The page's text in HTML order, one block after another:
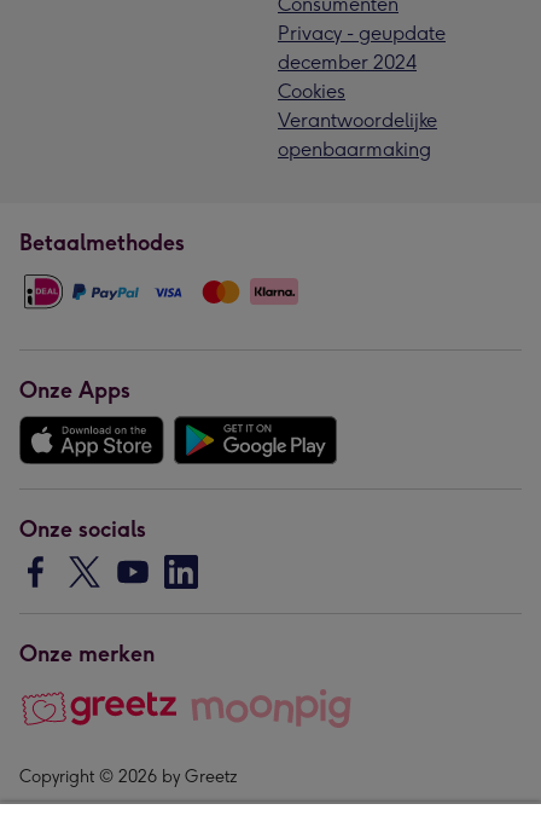
Privacy - geupdate
december 2024
Cookies
Verantwoordelijke
openbaarmaking
Betaalmethodes
Onze Apps
Onze socials
Onze merken
Copyright © 2026 by Greetz